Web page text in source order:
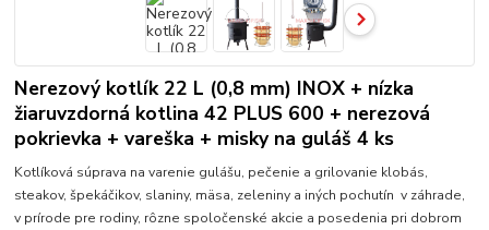
Nerezový kotlík 22 L (0,8 mm) INOX + nízka
žiaruvzdorná kotlina 42 PLUS 600 + nerezová
pokrievka + vareška + misky na guláš 4 ks
Kotlíková súprava na varenie gulášu, pečenie a grilovanie klobás,
steakov, špekáčikov, slaniny, mäsa, zeleniny a iných pochutín v záhrade,
v prírode pre rodiny, rôzne spoločenské akcie a posedenia pri dobrom